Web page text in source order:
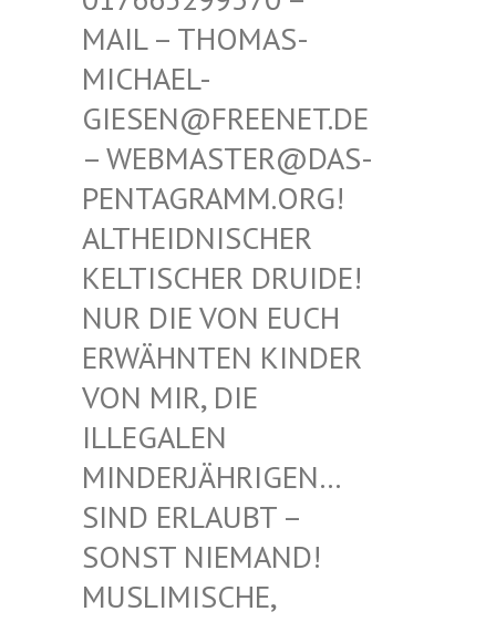
THOMAS-MICHAE
L-GIESEN
@FREENET.DE – WEBM
ASTER@DAS-PENTAG
RAMM.ORG! ALTHEI
DNISCHER KELTIS
CHER DRUIDE! NUR D
IE VON EUCH ERWÄHN
TEN KINDER VON MI
R, DIE ILLEGA
LEN MINDER
JÄHRIGEN… SIND E
RLAUBT – SONST
NIEMAND! MUSLIM
ISCHE, YUGOSL